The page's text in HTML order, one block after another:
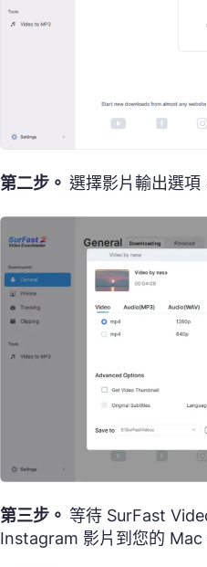
第二步。 選擇影片輸出選項
第三步。 等待 SurFast
Instagram 影片到您的 Mac